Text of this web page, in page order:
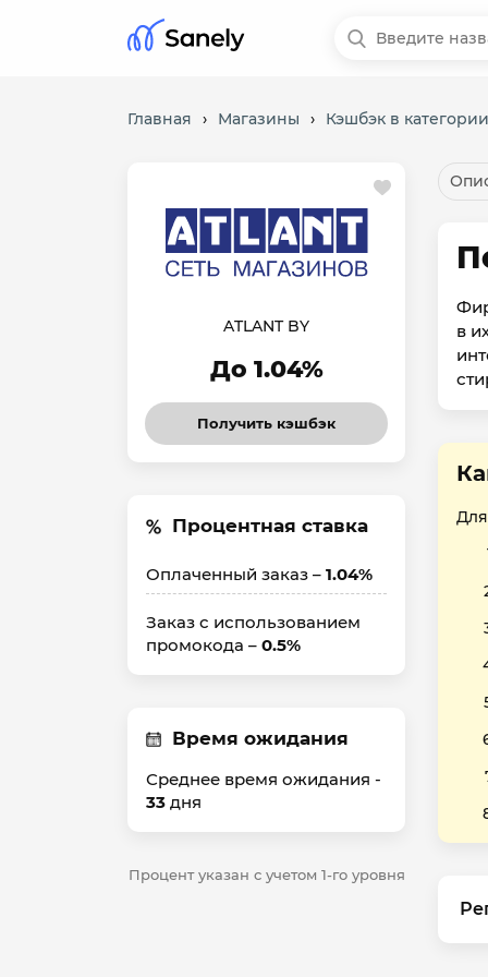
Главная › Магазины › Кэшбэк в
ATLANT BY
До 1.04%
Получить кэшбэк
Процентная ставка
Оплаченный заказ – 1.04%
Заказ с использованием
промокода – 0.5%
Время ожидания
Среднее время ожидания -
33 дня
Процент указан с учетом 1-го уровня
в